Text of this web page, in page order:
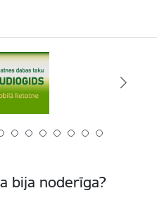
bija noderīga?